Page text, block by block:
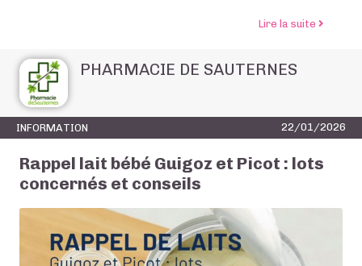
Lire la suite de
PHARMACIE DE SAUTERNES
INFORMATION 22/01/2026
Rappel lait bébé Guigoz et Picot : lots
concernés et conseils